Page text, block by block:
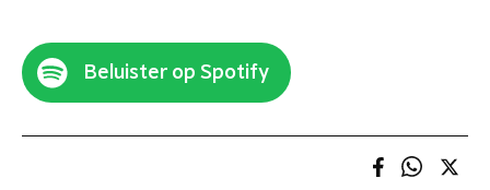
Beluister op Spotify